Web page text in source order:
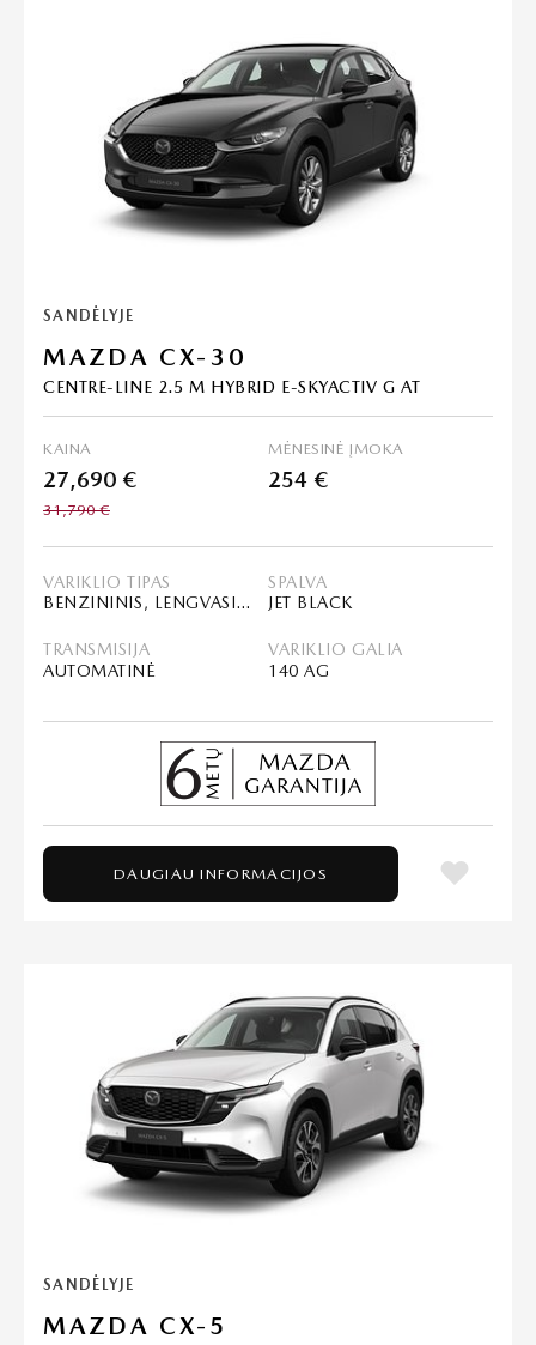
SANDĖLYJE
MAZDA CX-30
CENTRE-LINE 2.5 M HYBRID E-SKYACTIV G AT
KAINA
27,690 €
31,790 €
MĖNESINĖ ĮMOKA
254 €
VARIKLIO TIPAS
BENZININIS, LENGVASIS HIBRIDAS (MHEV)
SPALVA
JET BLACK
TRANSMISIJA
AUTOMATINĖ
VARIKLIO GALIA
140 AG
DAUGIAU INFORMACIJOS
SANDĖLYJE
MAZDA CX-5